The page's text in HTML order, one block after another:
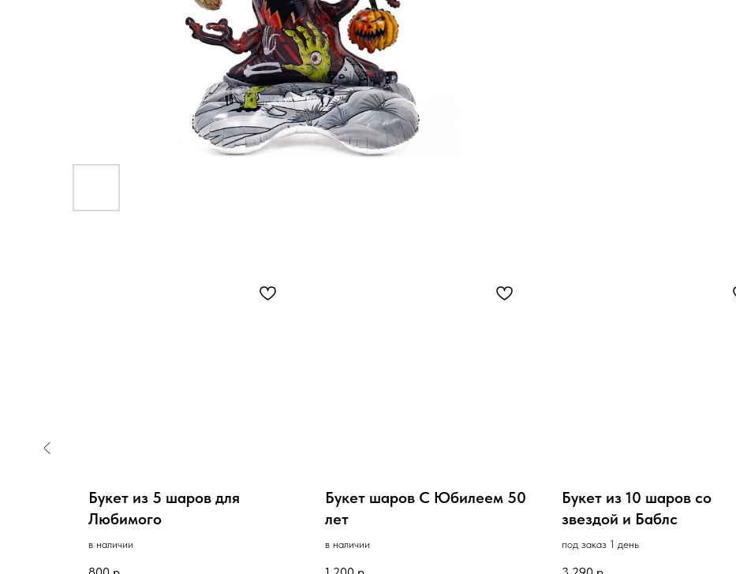
Букет из 5 шаров для
Любимого
в наличии
Букет шаров С Юбилеем 50
лет
в наличии
Букет из 10 шаров со
звездой и Баблс
под заказ 1 день